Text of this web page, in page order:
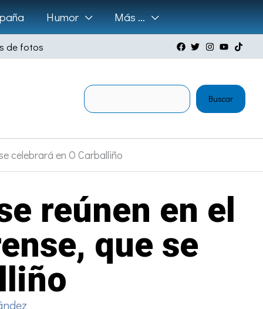
Humor Más …
de fotos
Buscar
celebrará en O Carballiño
reúnen en el
que se